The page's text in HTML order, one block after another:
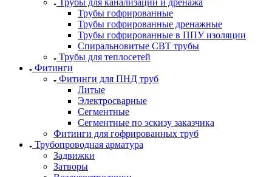
Трубы для канализации и дренажа
Трубы гофрированные
Трубы гофрированные дренажные
Трубы гофрированные в ППУ изоляции
Спиральновитые СВТ трубы
Трубы для теплосетей
Фитинги
Фитинги для ПНД труб
Литые
Электросварные
Сегментные
Сегментные по эскизу заказчика
Фитинги для гофрированных труб
Трубопроводная арматура
Задвижки
Затворы